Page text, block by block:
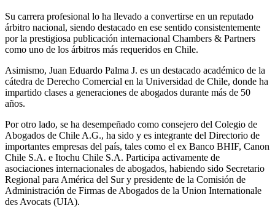
Su carrera profesional lo ha llevado a convertirse en un reputado
árbitro nacional, siendo destacado en ese sentido consistentemente
por la prestigiosa publicación internacional Chambers & Partners
como uno de los árbitros más requeridos en Chile.
Asimismo, Juan Eduardo Palma J. es un destacado académico de la
cátedra de Derecho Comercial en la Universidad de Chile, donde ha
impartido clases a generaciones de abogados durante más de 50
años.
Por otro lado, se ha desempeñado como consejero del Colegio de
Abogados de Chile A.G., ha sido y es integrante del Directorio de
importantes empresas del país, tales como el ex Banco BHIF, Canon
Chile S.A. e Itochu Chile S.A. Participa activamente de
asociaciones internacionales de abogados, habiendo sido Secretario
Regional para América del Sur y presidente de la Comisión de
Administración de Firmas de Abogados de la Union Internationale
des Avocats (UIA).